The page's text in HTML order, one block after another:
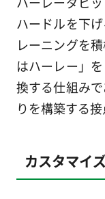
ハードルを下
レーニングを
はハーレー」
換する仕組み
りを構築する接
カスタマイ